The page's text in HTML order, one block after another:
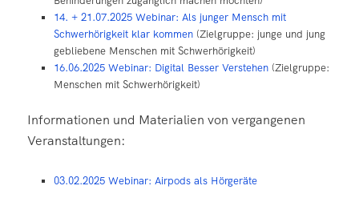
14. + 21.07.2025 Webinar: Als junger Mensch mit
Schwerhörigkeit klar kommen(Zielgruppe: junge und jung
gebliebene Menschen mit Schwerhörigkeit)
16.06.2025 Webinar: Digital Besser Verstehen(Zielgruppe:
Menschen mit Schwerhörigkeit)
Informationen und Materialien von vergangenen
Veranstaltungen:
03.02.2025 Webinar: Airpods als Hörgeräte